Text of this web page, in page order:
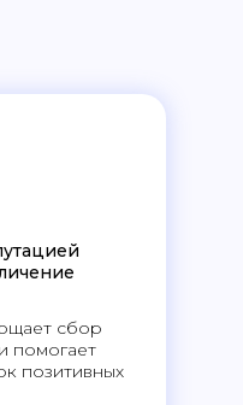
сбор
помогает
позитивных